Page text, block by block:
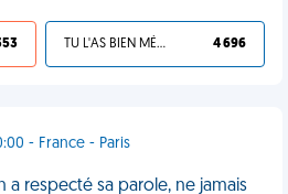
TU L'AS BIEN MÉRITÉ 4 696
- France - Paris
respecté sa parole, ne jamais